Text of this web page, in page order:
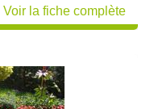
Voir la fiche complète